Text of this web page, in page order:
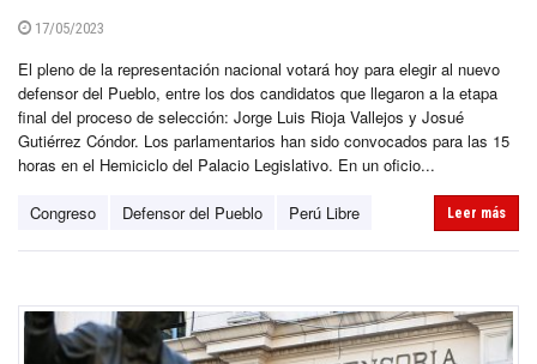
17/05/2023
El pleno de la representación nacional votará hoy para elegir al nuevo
defensor del Pueblo, entre los dos candidatos que llegaron a la etapa
final del proceso de selección: Jorge Luis Rioja Vallejos y Josué
Gutiérrez Cóndor. Los parlamentarios han sido convocados para las 15
horas en el Hemiciclo del Palacio Legislativo. En un oficio...
Congreso Defensor del Pueblo Perú Libre Leer más